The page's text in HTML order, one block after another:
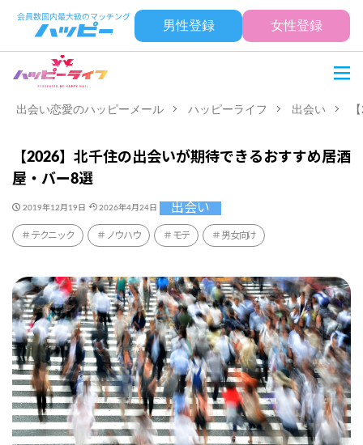
男性登録 女性登録
出会い恋愛のハッピーメール ハッピーライフ 出会い
【2026】北千住の出会いが期待できるおすすめ居酒
屋・バー8選
2019年12月19日 2026年4月24日 出会い
テクニック ノウハウ モテ 男女向け